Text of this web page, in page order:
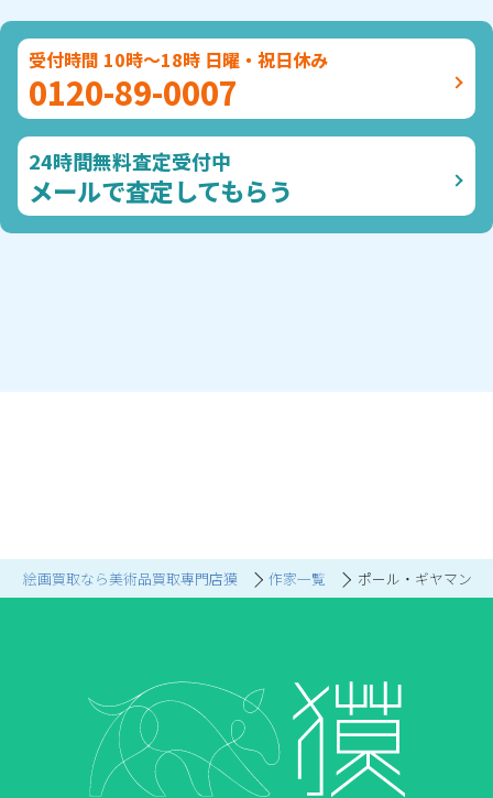
絵画買取なら美術品買取専門店獏 作家一覧 ポール・ギヤマン
受付時間 10時～18時 日曜・祝日休み
0120-89-0007
24時間無料査定受付中
メールで査定してもらう